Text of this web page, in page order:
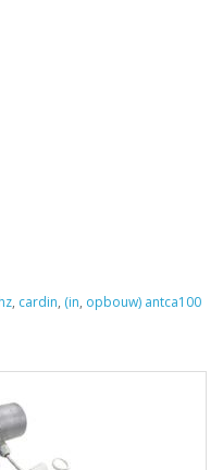
, cardin, (in, opbouw) antca100